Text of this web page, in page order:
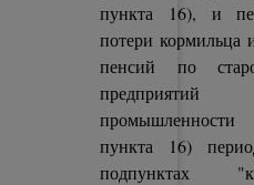
пункта 16), и
потери кормильца
пенсий по
предприятий
пункта 16)